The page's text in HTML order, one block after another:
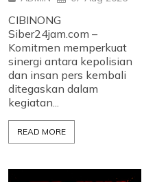
CIBINONG
Siber24jam.com –
Komitmen memperkuat
sinergi antara kepolisian
dan insan pers kembali
ditegaskan dalam
kegiatan...
READ MORE